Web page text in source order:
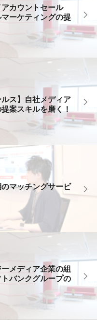
アカウントセール
ーケティングの提
ルス】自社メディア
案スキルを磨く！
のマッチングサービ
メディア企業の組
バンクグループの